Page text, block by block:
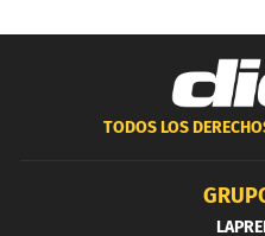
TODOS LOS